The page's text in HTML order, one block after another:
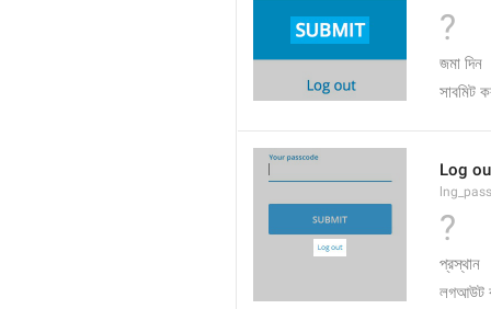
?
জমা দিন
সাবমিট
Log
?
প্রস্থান
লগআউট